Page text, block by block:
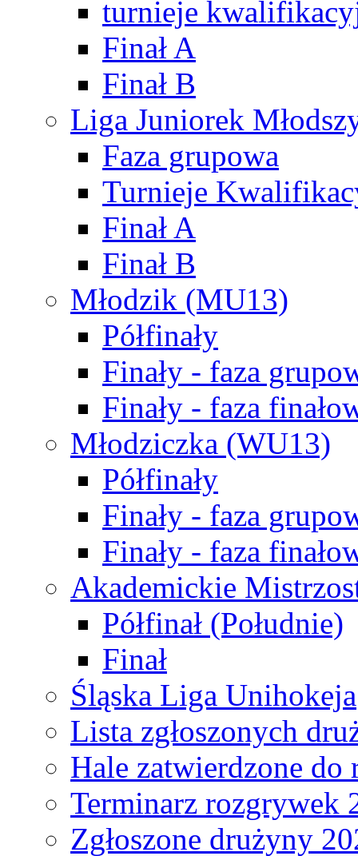
turnieje
Finał A
Finał B
Liga Juniorek
Faza grupowa
Turnieje
Finał A
Finał B
Młodzik (MU13)
Półfinały
Finały - faza
Finały - faza
Młodziczka (WU13)
Półfinały
Finały - faza
Finały - faza
Akademickie
Półfinał (Południe)
Finał
Śląska Liga Unihokeja
Lista zgłoszonych
Hale zatwierdzone do
Terminarz rozgrywek
Zgłoszone drużyny